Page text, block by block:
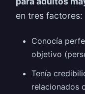
en tres factores:
Conocía
objetivo
Tenía
relacionados